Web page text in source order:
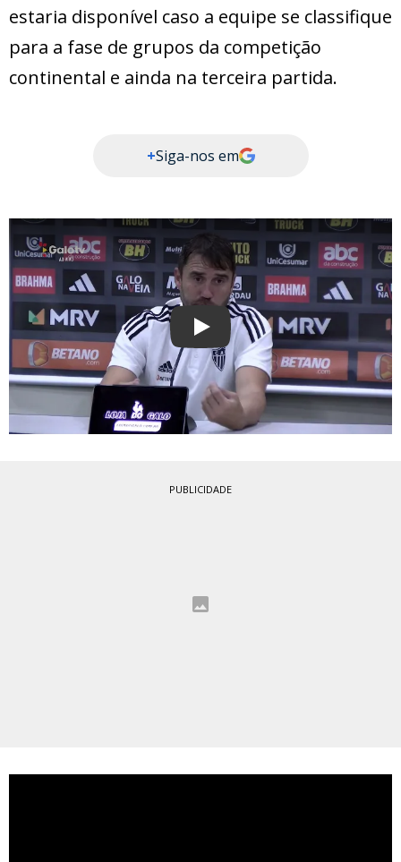
estaria disponível caso a equipe se classifique
para a fase de grupos da competição
continental e ainda na terceira partida.
+Siga-nos em
Play
PUBLICIDADE